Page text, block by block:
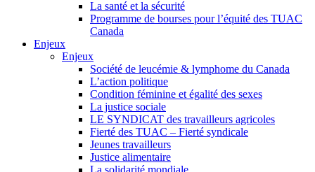
La santé et la sécurité
Programme de bourses pour l’équité des TUAC
Canada
Enjeux
Enjeux
Société de leucémie & lymphome du Canada
L’action politique
Condition féminine et égalité des sexes
La justice sociale
LE SYNDICAT des travailleurs agricoles
Fierté des TUAC – Fierté syndicale
Jeunes travailleurs
Justice alimentaire
La solidarité mondiale